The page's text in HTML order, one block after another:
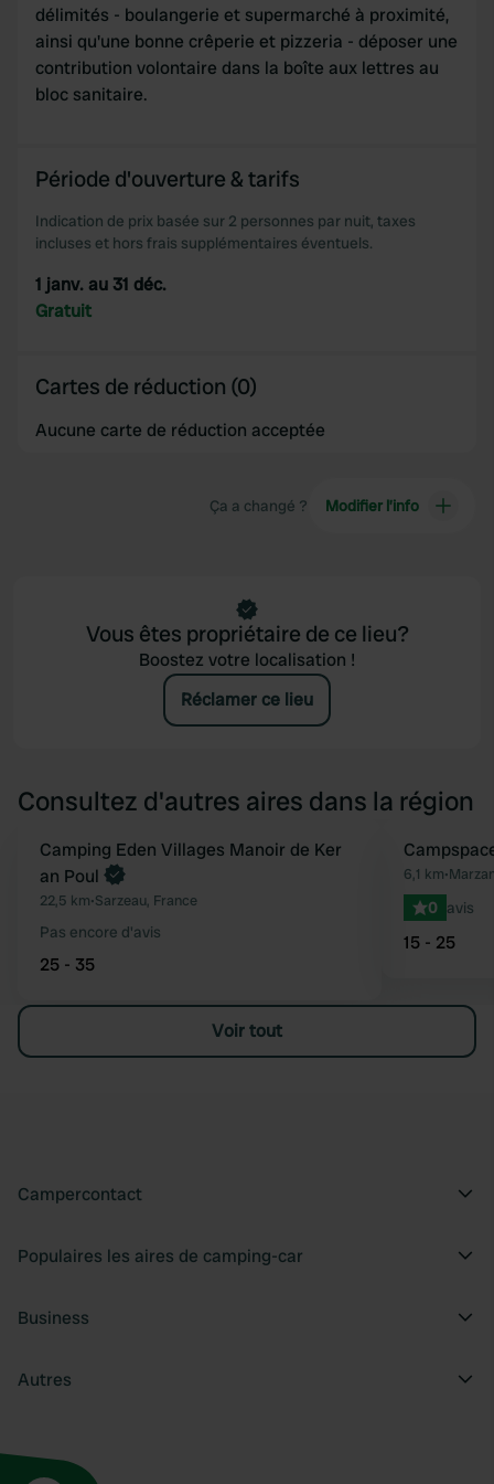
délimités - boulangerie et supermarché à proximité,
ainsi qu'une bonne crêperie et pizzeria - déposer une
contribution volontaire dans la boîte aux lettres au
bloc sanitaire.
Période d'ouverture & tarifs
Indication de prix basée sur 2 personnes par nuit, taxes
incluses et hors frais supplémentaires éventuels.
1 janv. au 31 déc.
Gratuit
Cartes de réduction (0)
Aucune carte de réduction acceptée
Ça a changé ? Modifier l’info
Vous êtes propriétaire de ce lieu?
Boostez votre localisation !
Réclamer ce lieu
Consultez d'autres aires dans la région
Préféré
Reserve maintenant
Camping Eden Villages Manoir de Ker
an Poul
22,5 km•Sarzeau, France
Pas encore d'avis
25 - 35
Reserve
6,1 km•
0 avis
15 - 25
Voir tout
Campercontact
Populaires les aires de camping-car
Business
Autres